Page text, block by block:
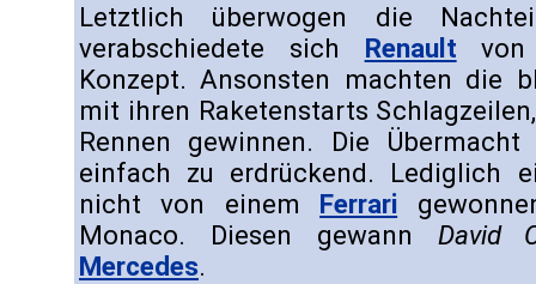
Letztlich überwogen die
verabschiedete sich Renault von
Konzept. Ansonsten machten die
mit ihren Raketenstarts
Rennen gewinnen. Die
einfach zu erdrückend. Lediglich
nicht von einem Ferrari
Monaco. Diesen gewann David
Mercedes.